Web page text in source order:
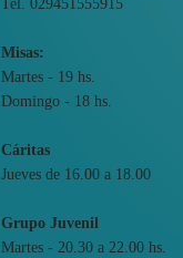
Tel. 029451555915
Misas:
Martes - 19 hs.
Domingo - 18 hs.
Cáritas
Jueves de 16.00 a 18.00
Grupo Juvenil
Martes - 20.30 a 22.00 hs.